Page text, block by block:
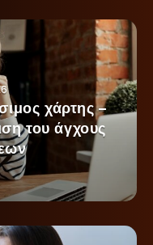
χάρτης –
του άγχους